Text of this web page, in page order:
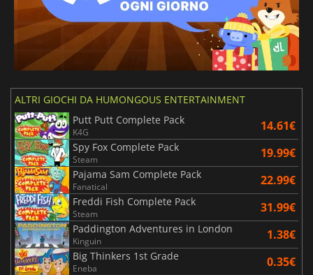
ALTRI GIOCHI DA HUMONGOUS ENTERTAINMENT
Putt Putt Complete Pack
K4G 14.61€
Spy Fox Complete Pack
Steam 19.99€
Pajama Sam Complete Pack
Fanatical 22.99€
Freddi Fish Complete Pack
Steam 31.99€
Paddington Adventures in London
Kinguin 1.38€
Big Thinkers 1st Grade
Eneba 0.35€